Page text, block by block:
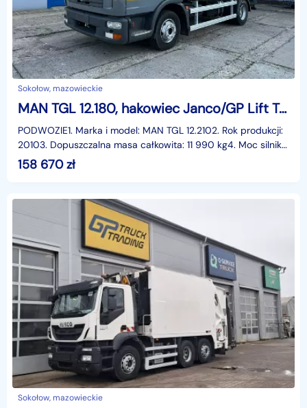
Sokołow, mazowieckie
MAN TGL 12.180, hakowiec Janco/GP Lift TGL 12.180, hakowiec Janco/GP Lift
PODWOZIE1. Marka i model: MAN TGL 12.2102. Rok produkcji:
20103. Dopuszczalna masa całkowita: 11 990 kg4. Moc silnika:
210 KM5. Przebieg: 320 000 km6. Norma emi
158 670zł
Sokołow, mazowieckie